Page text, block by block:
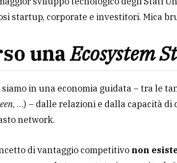
startup, corporate e investitori. Mica
unaEcosystem
siamo in una economia guidata – tra le
, …) – dalle relazioni e dalla capacità di
network.
di vantaggio competitivo non